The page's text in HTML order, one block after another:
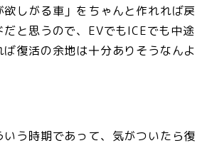
しがる車」をちゃんと作れれば戻
と思うので、EVでもICEでも中途
復活の余地は十分ありそうなんよ
う時期であって、気がついたら復